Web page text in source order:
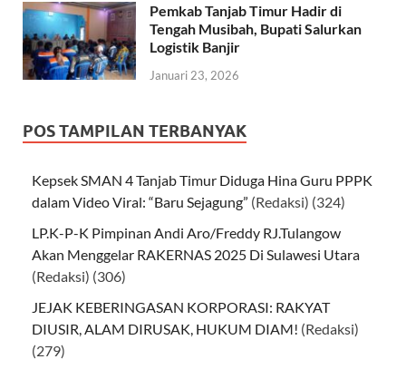
Pemkab Tanjab Timur Hadir di
Tengah Musibah, Bupati Salurkan
Logistik Banjir
Januari 23, 2026
POS TAMPILAN TERBANYAK
Kepsek SMAN 4 Tanjab Timur Diduga Hina Guru PPPK
dalam Video Viral: “Baru Sejagung” (Redaksi) (324)
LP.K-P-K Pimpinan Andi Aro/Freddy RJ.Tulangow
Akan Menggelar RAKERNAS 2025 Di Sulawesi Utara
(Redaksi) (306)
JEJAK KEBERINGASAN KORPORASI: RAKYAT
DIUSIR, ALAM DIRUSAK, HUKUM DIAM! (Redaksi)
(279)